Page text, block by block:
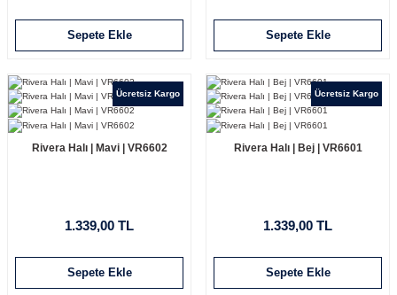
Sepete Ekle Sepete Ekle
Ücretsiz Kargo
Rivera Halı | Mavi | VR6602
1.339,00 TL
Sepete Ekle
Ücretsiz Kargo
Rivera Halı | Bej | VR6601
1.339,00 TL
Sepete Ekle